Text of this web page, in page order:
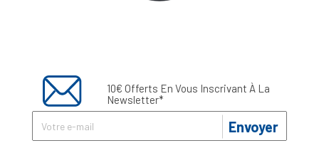
10€ Offerts En Vous Inscrivant À La
Newsletter*
Envoyer